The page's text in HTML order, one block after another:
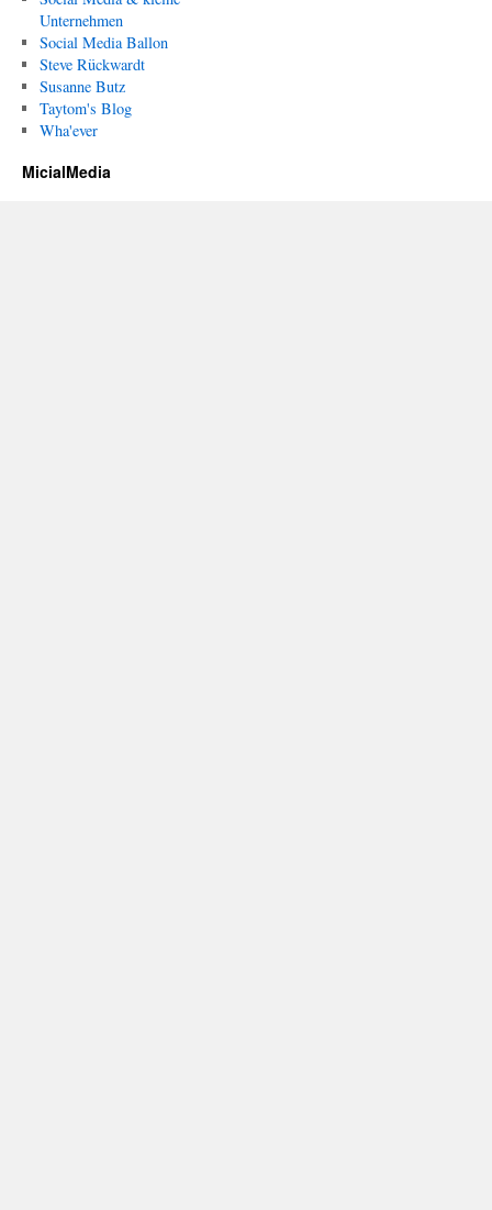
Unternehmen
Social Media Ballon
Steve Rückwardt
Susanne Butz
Taytom's Blog
Wha'ever
MicialMedia